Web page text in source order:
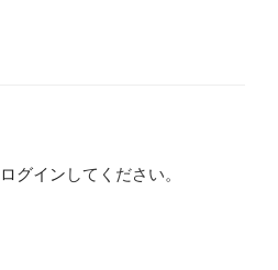
ログイン してください。